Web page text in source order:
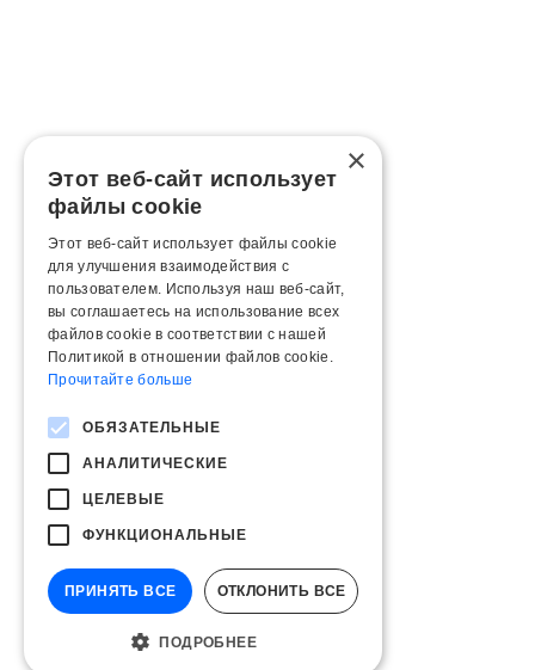
×
Этот веб-сайт использует
файлы cookie
Этот веб-сайт использует файлы cookie
для улучшения взаимодействия с
пользователем. Используя наш веб-сайт,
вы соглашаетесь на использование всех
файлов cookie в соответствии с нашей
Политикой в ​​отношении файлов cookie.
Прочитайте больше
ОБЯЗАТЕЛЬНЫЕ
АНАЛИТИЧЕСКИЕ
ЦЕЛЕВЫЕ
ФУНКЦИОНАЛЬНЫЕ
ПРИНЯТЬ ВСЕ ОТКЛОНИТЬ ВСЕ
ПОДРОБНЕЕ